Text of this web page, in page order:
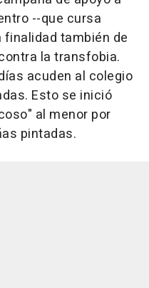
--que cursa
finalidad también de
la transfobia.
acuden al colegio
Esto se inició
al menor por
pintadas.